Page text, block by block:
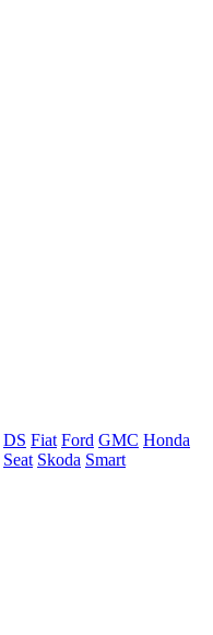
DS Fiat Ford GMC Honda
Seat Skoda Smart